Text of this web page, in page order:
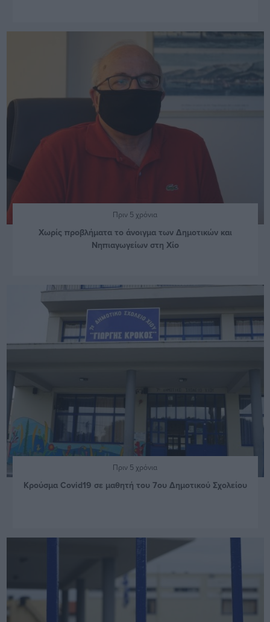
Πριν 5 χρόνια
Χωρίς προβλήματα το άνοιγμα των Δημοτικών και
Νηπιαγωγείων στη Χίο
Πριν 5 χρόνια
Kρούσμα Covid19 σε μαθητή του 7ου Δημοτικού Σχολείου